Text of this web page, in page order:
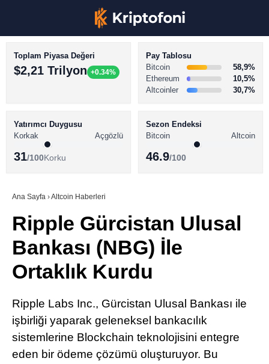
Youtube
TikTok
LinkedIn
Telegram
BİTCOİN HABERLERİ
ALTCOİN HABERLERİ
SÖZLÜK
Toplam Piyasa Değeri
$2,21 Trilyon +0.34%
Pay Tablosu
Bitcoin
58,9%
Ethereum
10,5%
Altcoinler
30,7%
Yatırımcı Duygusu
Korkak
Açgözlü
31/100Korku
Sezon Endeksi
Bitcoin
Altcoin
46.9/100
Ana Sayfa ›Altcoin Haberleri
Ripple Gürcistan Ulusal
Bankası (NBG) İle
Ortaklık Kurdu
Ripple Labs Inc., Gürcistan Ulusal Bankası ile
işbirliği yaparak geleneksel bankacılık
sistemlerine Blockchain teknolojisini entegre
eden bir ödeme çözümü oluşturuyor. Bu